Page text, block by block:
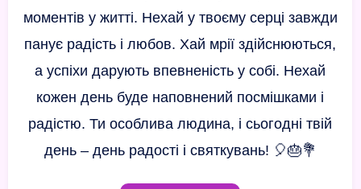
моментів у житті. Нехай у твоєму серці завжди
панує радість і любов. Хай мрії здійснюються,
а успіхи дарують впевненість у собі. Нехай
кожен день буде наповнений посмішками і
радістю. Ти особлива людина, і сьогодні твій
день – день радості і святкувань! 🎈🎂💐